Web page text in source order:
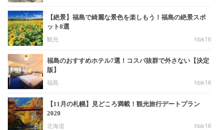
【絶景】福島で綺麗な景色を楽しもう！福島の絶景スポ
ット8選
観光
hbk16
福島のおすすめホテル7選！コスパ抜群で外さない【決定
版】
福島
hbk16
【11月の札幌】見どころ満載！観光旅行デートプラン
2020
北海道
hbk16